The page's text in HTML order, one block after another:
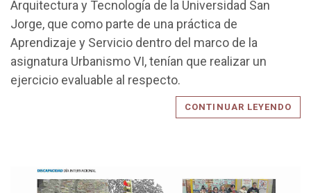
Arquitectura y Tecnología de la Universidad San
Jorge, que como parte de una práctica de
Aprendizaje y Servicio dentro del marco de la
asignatura Urbanismo VI, tenían que realizar un
ejercicio evaluable al respecto.
CONTINUAR LEYENDO